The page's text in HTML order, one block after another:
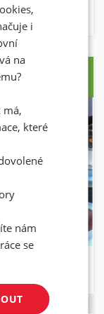
i
na
má,
které
nám
se